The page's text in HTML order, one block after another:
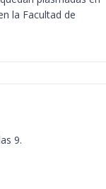
la Facultad de
9.